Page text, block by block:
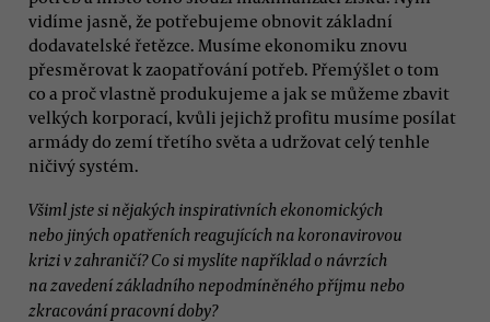
vidíme jasně, že potřebujeme obnovit základní
dodavatelské řetězce. Musíme ekonomiku znovu
přesměrovat k zaopatřování potřeb. Přemýšlet o tom
co a proč vlastně produkujeme a jak se můžeme zbavit
velkých korporací, kvůli jejichž profitu musíme posílat
armády do zemí třetího světa a udržovat celý tenhle
ničivý systém.
Všiml jste si nějakých inspirativních ekonomických
nebo jiných opatřeních reagujících na koronavirovou
krizi v zahraničí? Co si myslíte například o návrzích
na zavedení základního nepodmíněného příjmu nebo
zkracování pracovní doby?